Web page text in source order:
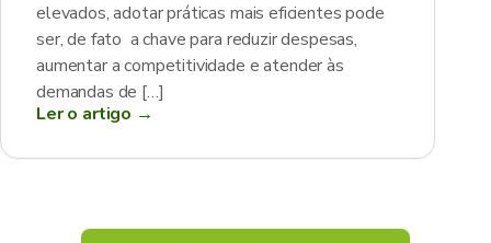
elevados, adotar práticas mais eficientes pode
ser, de fato a chave para reduzir despesas,
aumentar a competitividade e atender às
demandas de […]
Ler o artigo →